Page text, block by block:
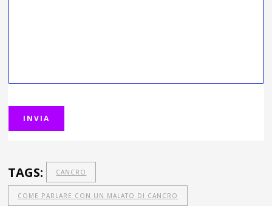
TAGS: CANCRO
COME PARLARE CON UN MALATO DI CANCRO